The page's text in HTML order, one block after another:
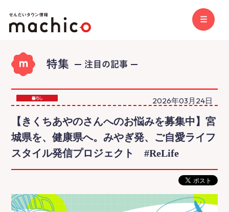
2026年03月24日
【きくちあやのさんへのお悩みを募集中】宮
城県を、健康県へ。みやぎ発、ご自愛ライフ
スタイル発信プロジェクト #ReLife